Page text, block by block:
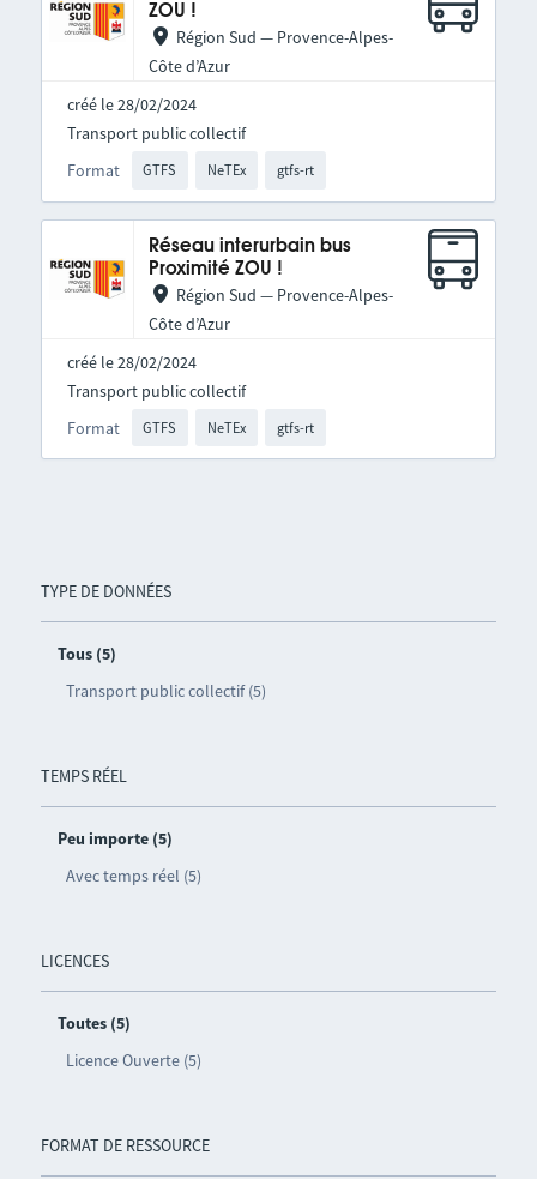
TYPE DE DONNÉES
Tous (5)
Transport public collectif (5)
TEMPS RÉEL
Peu importe (5)
Avec temps réel (5)
LICENCES
Toutes (5)
Licence Ouverte (5)
FORMAT DE RESSOURCE
ZOU !
Région Sud — Provence-Alpes-
Côte d’Azur
créé le 28/02/2024
Format GTFS NeTEx gtfs-rt
Transport public collectif
Réseau interurbain bus
Proximité ZOU !
Région Sud — Provence-Alpes-
Côte d’Azur
créé le 28/02/2024
Format GTFS NeTEx gtfs-rt
Transport public collectif